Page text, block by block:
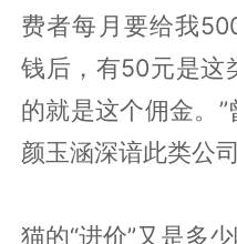
费者每月要给我
钱后，有50元是这
的就是这个佣金。
颜玉涵深谙此类公
猫的“进价”又是多少